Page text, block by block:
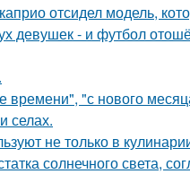
отсидел модель,
девушек - и футбол
времени", "с нового
селах.
не только в
солнечного света,